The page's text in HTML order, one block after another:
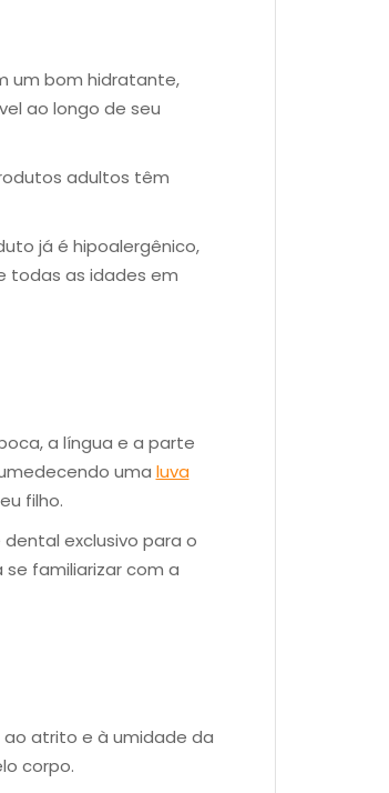
um bom hidratante,
ao longo de seu
adultos têm
já é hipoalergênico,
todas as idades em
a língua e a parte
uma luva
filho.
exclusivo para o
familiarizar com a
ao atrito e à umidade da
corpo.